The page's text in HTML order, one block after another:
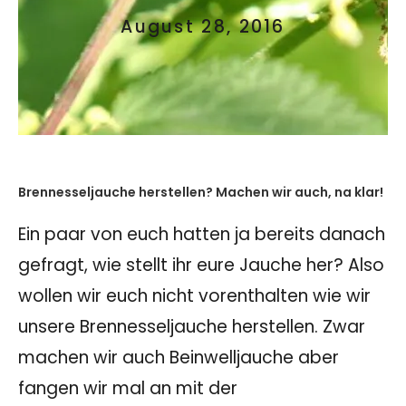
August 28, 2016
Brennesseljauche herstellen? Machen wir auch, na klar!
Ein paar von euch hatten ja bereits danach
gefragt, wie stellt ihr eure Jauche her? Also
wollen wir euch nicht vorenthalten wie wir
unsere Brennesseljauche herstellen. Zwar
machen wir auch Beinwelljauche aber
fangen wir mal an mit der